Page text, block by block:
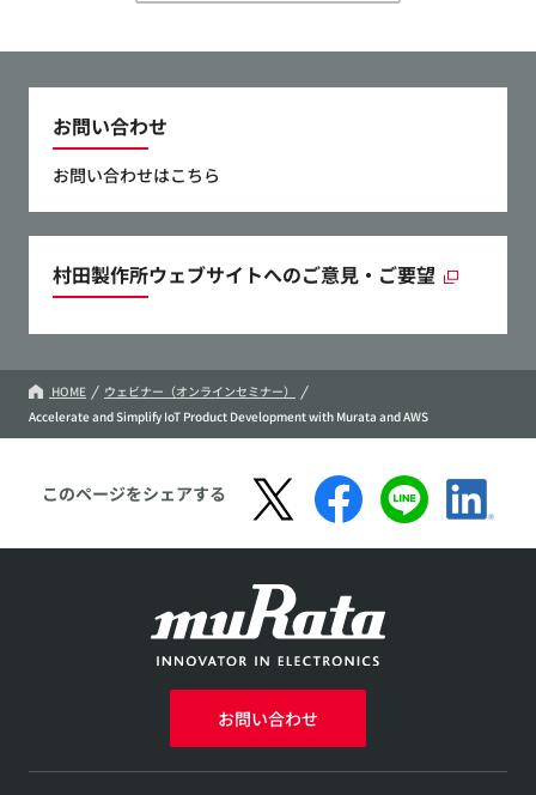
お問い合わせ
お問い合わせはこちら
村田製作所ウェブサイトへのご意見・ご要望
HOME
ウェビナー（オンラインセミナー）
Accelerate and Simplify IoT Product Development with Murata and AWS
このページをシェアする
お問い合わせ